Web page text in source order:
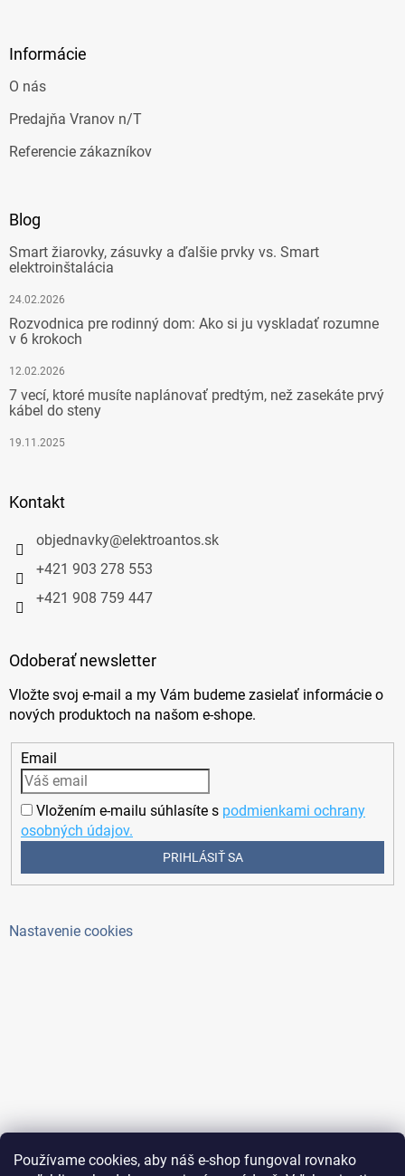
Používame cookies, aby náš e-shop fungoval rovnako
Informácie
O nás
Predajňa Vranov n/T
Referencie zákazníkov
Blog
Smart žiarovky, zásuvky a ďalšie prvky vs. Smart
elektroinštalácia
24.02.2026
Rozvodnica pre rodinný dom: Ako si ju vyskladať rozumne
v 6 krokoch
12.02.2026
7 vecí, ktoré musíte naplánovať predtým, než zasekáte prvý
kábel do steny
19.11.2025
Kontakt
objednavky@elektroantos.sk
+421 903 278 553
+421 908 759 447
Odoberať newsletter
Vložte svoj e-mail a my Vám budeme zasielať informácie o
nových produktoch na našom e-shope.
Email
Vložením e-mailu súhlasíte s podmienkami ochrany
osobných údajov.
PRIHLÁSIŤ SA
Nastavenie cookies